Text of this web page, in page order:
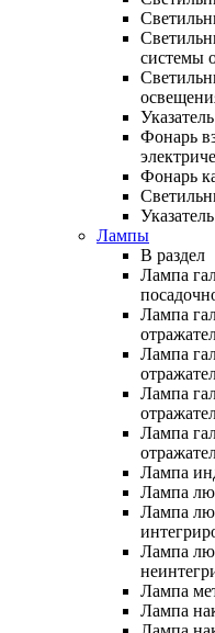
системы
Фонарь
Фонарь
Лампы
В раздел
Лампа
Лампа
Лампа
Лампа
Лампа
Лампа
Лампа
Лампа
Лампа
Лампа
Лампа